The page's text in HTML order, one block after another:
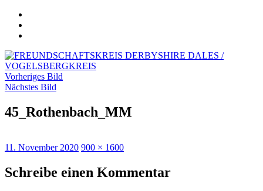
Vorheriges Bild
Nächstes Bild
45_Rothenbach_MM
Veröffentlicht
11. November 2020 Originalgröße
900 × 1600
Schreibe einen Kommentar